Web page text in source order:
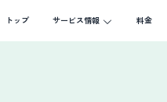
トップ サービス情報 料金